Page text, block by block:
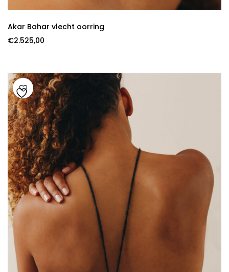
Akar Bahar vlecht oorring
€2.525,00